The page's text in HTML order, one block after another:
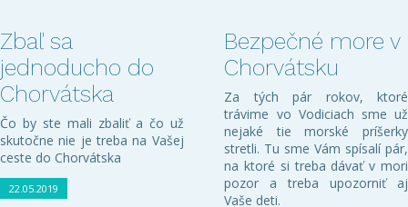
Zbaľ sa
jednoducho do
Chorvátska
Čo by ste mali zbaliť a čo už
skutočne nie je treba na Vašej
ceste do Chorvátska
22.05.2019
Bezpečné more v
Chorvátsku
Za tých pár rokov, ktoré
trávime vo Vodiciach sme už
nejaké tie morské príšerky
stretli. Tu sme Vám spísalí pár,
na ktoré si treba dávať v mori
pozor a treba upozorniť aj
Vaše deti.